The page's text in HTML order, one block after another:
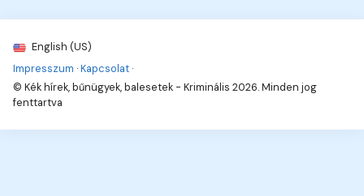
English (US)
Impresszum ·Kapcsolat ·
© Kék hírek, bűnügyek, balesetek - Kriminális 2026. Minden jog
fenttartva